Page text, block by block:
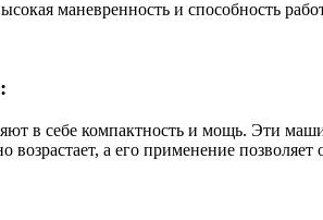
маневренность и способность
в себе компактность и мощь. Эти
возрастает, а его применение